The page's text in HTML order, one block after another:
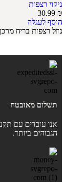
ניקוי רצפות
30.99 ₪
הוסף לעגלה
נוזל רצפות בריח
תשלום מאובטח
אנו עובדים עם
הגבוהים ביותר.